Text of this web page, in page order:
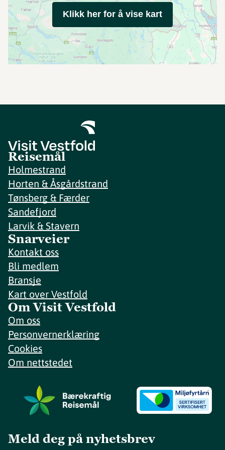
Klikk her for å vise kart
Reisemål
Holmestrand
Horten & Åsgårdstrand
Tønsberg & Færder
Sandefjord
Larvik & Stavern
Snarveier
Kontakt oss
Bli medlem
Bransje
Kart over Vestfold
Om Visit Vestfold
Om oss
Personvernerklæring
Cookies
Om nettstedet
Meld deg på nyhetsbrev